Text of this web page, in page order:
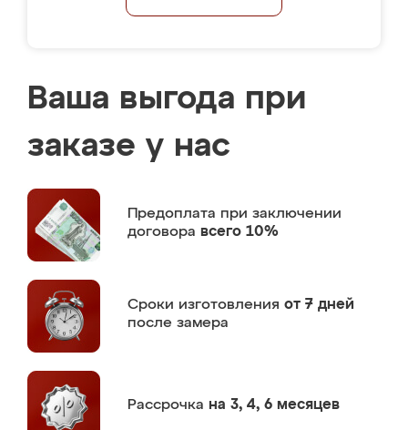
Ваша выгода при
заказе у нас
Предоплата при заключении
договора всего 10%
Сроки изготовления от 7 дней
после замера
Рассрочка на 3, 4, 6 месяцев